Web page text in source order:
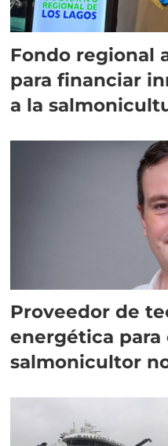
Fondo regional
para financiar
a la
Proveedor de
energética para
salmonicultor